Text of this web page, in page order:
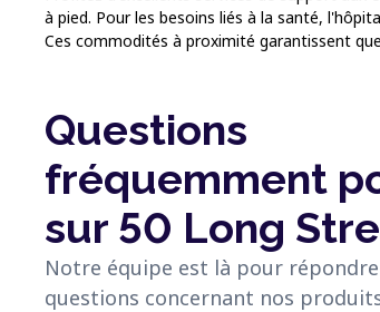
à pied. Pour les besoins liés à la santé,
Ces commodités à proximité garantissent
Questions
fréquemment
sur 50 Long
Notre équipe est là pour
questions concernant nos